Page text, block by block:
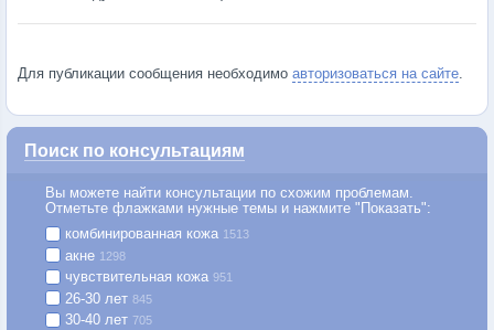
Для публикации сообщения необходимо авторизоваться на сайте.
Поиск по консультациям
Вы можете найти консультации по схожим проблемам.
Отметьте флажками нужные темы и нажмите "Показать":
комбинированная кожа 1513
акне 1298
чувствительная кожа 951
26-30 лет 845
30-40 лет 705